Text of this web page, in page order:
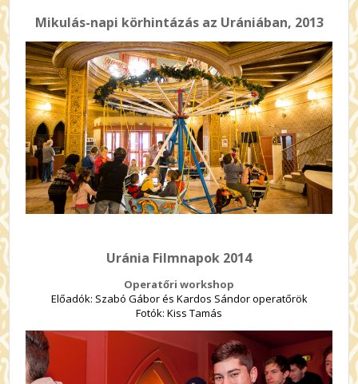
Mikulás-napi körhintázás az Urániában, 2013
Uránia Filmnapok 2014
Operatőri workshop
Előadók: Szabó Gábor és Kardos Sándor operatőrök
Fotók: Kiss Tamás